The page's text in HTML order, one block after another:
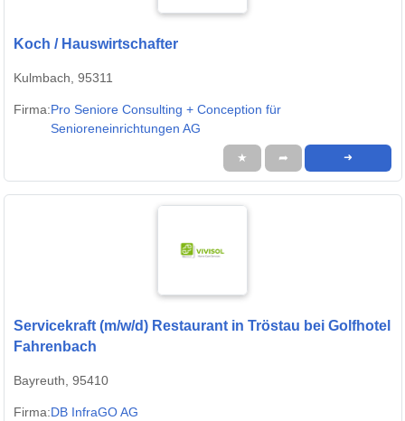
Koch / Hauswirtschafter
Kulmbach, 95311
Firma:Pro Seniore Consulting + Conception für
Senioreneinrichtungen AG
★ ➦ ➜
Servicekraft (m/w/d) Restaurant in Tröstau bei Golfhotel
Fahrenbach
Bayreuth, 95410
Firma:DB InfraGO AG